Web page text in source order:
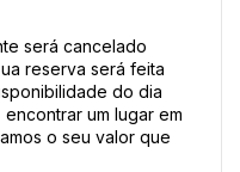
será cancelado
reserva será feita
do dia
um lugar em
o seu valor que